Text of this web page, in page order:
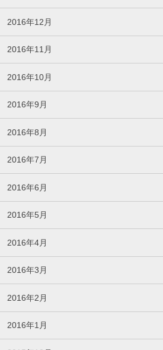
2016年12月
2016年11月
2016年10月
2016年9月
2016年8月
2016年7月
2016年6月
2016年5月
2016年4月
2016年3月
2016年2月
2016年1月